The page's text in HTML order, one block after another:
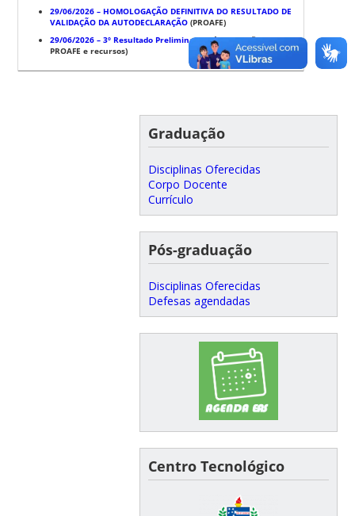
29/06/2026 – HOMOLOGAÇÃO DEFINITIVA DO RESULTADO DE
VALIDAÇÃO DA AUTODECLARAÇÃO (PROAFE)
29/06/2026 – 3º Resultado Preliminar(após validações
PROAFE e recursos)
Graduação
Disciplinas Oferecidas
Corpo Docente
Currículo
Pós-graduação
Disciplinas Oferecidas
Defesas agendadas
Centro Tecnológico